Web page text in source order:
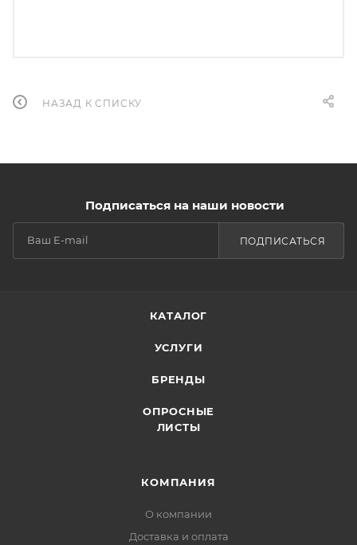
НАЗАД К СПИСКУ
Подписаться на наши новости
ПОДПИСАТЬСЯ
КАТАЛОГ
УСЛУГИ
БРЕНДЫ
ОПРОСНЫЕ
ЛИСТЫ
КОМПАНИЯ
О компании
Доставка и оплата